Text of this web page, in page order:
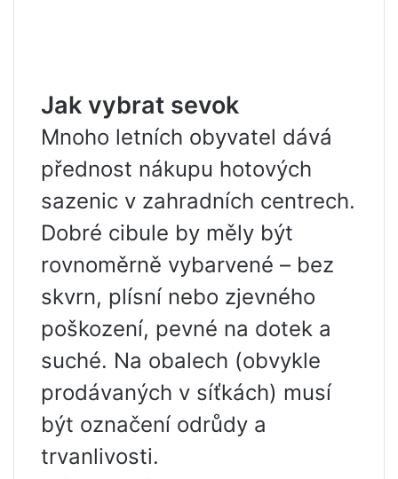
Jak vybrat sevok
Mnoho letních obyvatel dává
přednost nákupu hotových
sazenic v zahradních centrech.
Dobré cibule by měly být
rovnoměrně vybarvené – bez
skvrn, plísní nebo zjevného
poškození, pevné na dotek a
suché. Na obalech (obvykle
prodávaných v síťkách) musí
být označení odrůdy a
trvanlivosti.